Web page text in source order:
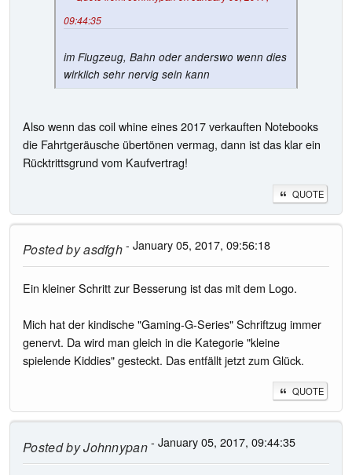
09:44:35
im Flugzeug, Bahn oder anderswo wenn dies
wirklich sehr nervig sein kann
Also wenn das coil whine eines 2017 verkauften Notebooks
die Fahrtgeräusche übertönen vermag, dann ist das klar ein
Rücktrittsgrund vom Kaufvertrag!
QUOTE
Posted byasdfgh- January 05, 2017, 09:56:18
Ein kleiner Schritt zur Besserung ist das mit dem Logo.
Mich hat der kindische "Gaming-G-Series" Schriftzug immer
genervt. Da wird man gleich in die Kategorie "kleine
spielende Kiddies" gesteckt. Das entfällt jetzt zum Glück.
QUOTE
Posted byJohnnypan- January 05, 2017, 09:44:35